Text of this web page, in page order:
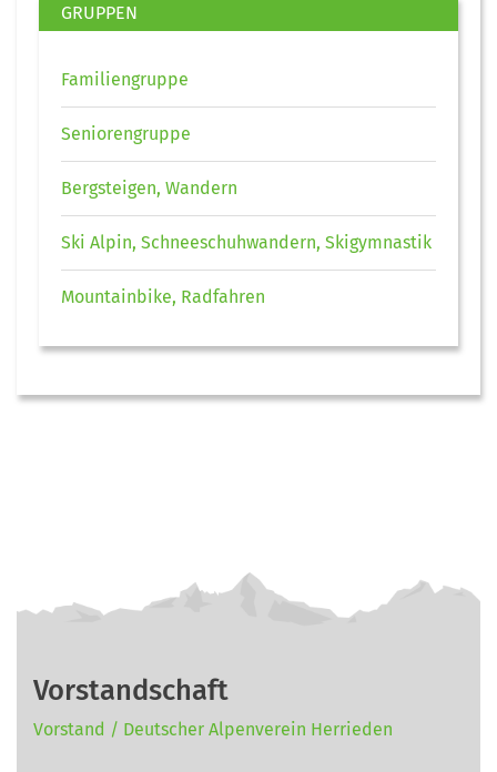
GRUPPEN
Familiengruppe
Seniorengruppe
Bergsteigen, Wandern
Ski Alpin, Schneeschuhwandern, Skigymnastik
Mountainbike, Radfahren
Vorstandschaft
Vorstand / Deutscher Alpenverein Herrieden